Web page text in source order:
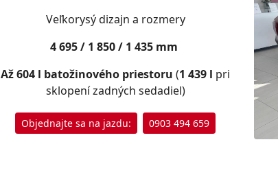
Veľkorysý dizajn a rozmery
4 695 / 1 850 / 1 435 mm
Až 604 l batožinového priestoru (1 439 l pri
sklopení zadných sedadiel)
Objednajte sa na jazdu: 0903 494 659